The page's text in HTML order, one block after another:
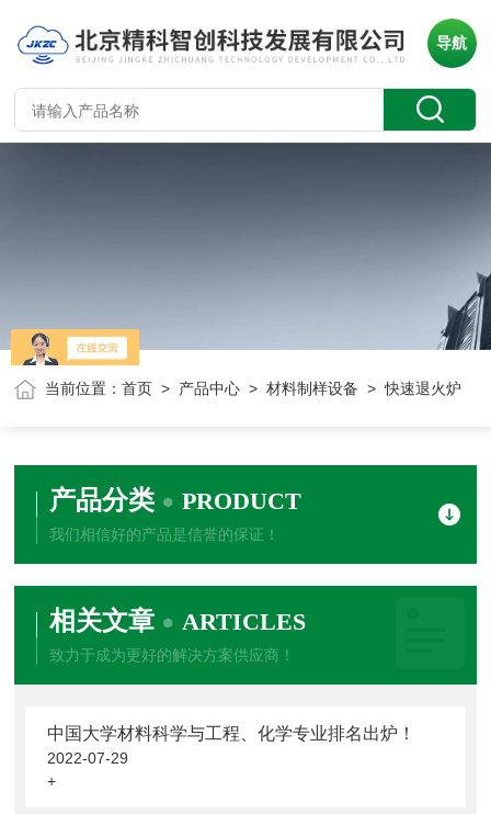
导航
当前位置：首页 > 产品中心 >材料制样设备 > 快速退火炉
产品分类 PRODUCT
我们相信好的产品是信誉的保证！
相关文章 ARTICLES
致力于成为更好的解决方案供应商！
中国大学材料科学与工程、化学专业排名出炉！
2022-07-29
+